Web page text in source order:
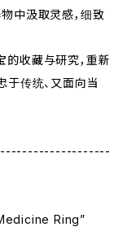
中汲取灵感，细致
收藏与研究，重新
于传统、又面向当
Ring”